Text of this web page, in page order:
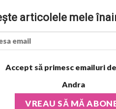
articolele mele
Accept să primesc emailuri
Andra